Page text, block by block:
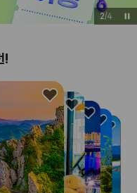
2/4
!